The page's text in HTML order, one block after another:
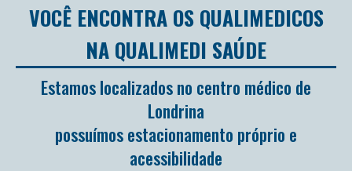
VOCÊ ENCONTRA OS QUALIMEDICOS
NA QUALIMEDI SAÚDE
Estamos localizados no centro médico de
Londrina
possuímos estacionamento próprio e
acessibilidade